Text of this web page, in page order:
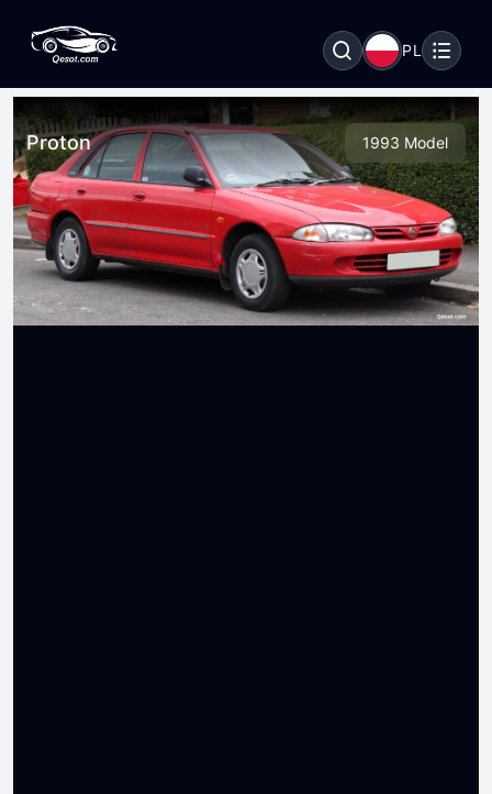
PL
Proton 1993 Model